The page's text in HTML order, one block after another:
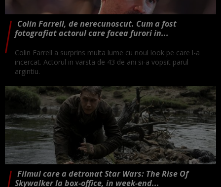
Colin Farrell, de nerecunoscut. Cum a fost
fotografiat actorul care facea furori in...
Colin Farrell a surprins multa lume cu noul look pe care l-a
incercat. Actorul in varsta de 43 de ani si-a vopsit parul
argintiu.
Filmul care a detronat Star Wars: The Rise Of
Skywalker la box-office, in week-end...